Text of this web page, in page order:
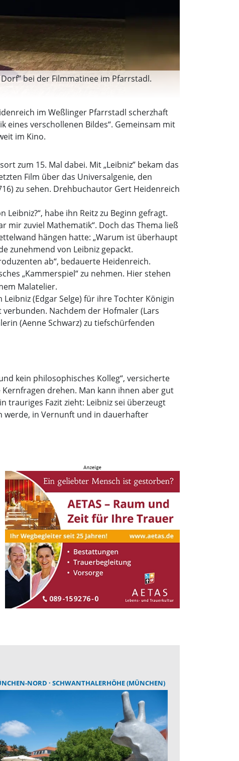
bei der Filmmatinee im Pfarrstadl.
im Weßlinger Pfarrstadl scherzhaft
eines verschollenen Bildes“. Gemeinsam mit
im Kino.
zum 15. Mal dabei. Mit „Leibniz” bekam das
Film über das Universalgenie, den
zu sehen. Drehbuchautor Gert Heidenreich
habe ihn Reitz zu Beginn gefragt.
mir zuviel Mathematik“. Doch das Thema ließ
hängen hatte: „Warum ist überhaupt
zunehmend von Leibniz gepackt.
ab“, bedauerte Heidenreich.
„Kammerspiel“ zu nehmen. Hier stehen
Malatelier.
(Edgar Selge) für ihre Tochter Königin
Nachdem der Hofmaler (Lars
(Aenne Schwarz) zu tiefschürfenden
kein philosophisches Kolleg“, versicherte
drehen. Man kann ihnen aber gut
trauriges Fazit zieht: Leibniz sei überzeugt
werde, in Vernunft und in dauerhafter
NORD SCHWANTHALERHÖHE (MÜNCHEN)